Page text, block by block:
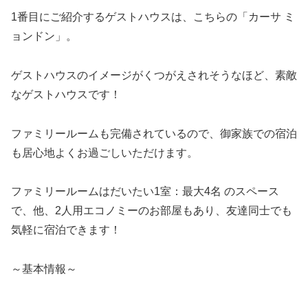
1番目にご紹介するゲストハウスは、こちらの「カーサ ミ
ョンドン」。
ゲストハウスのイメージがくつがえされそうなほど、素敵
なゲストハウスです！
ファミリールームも完備されているので、御家族での宿泊
も居心地よくお過ごしいただけます。
ファミリールームはだいたい1室：最大4名 のスペース
で、他、2人用エコノミーのお部屋もあり、友達同士でも
気軽に宿泊できます！
～基本情報～